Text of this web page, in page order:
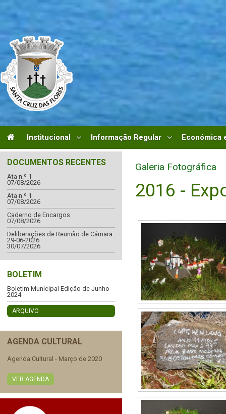
Institucional Informação Regular Económica
DOCUMENTOS RECENTES
Ata n.º 1
07/08/2026
Ata n.º 1
07/08/2026
Caderno de Encargos
07/08/2026
Deliberações de Reunião de Câmara
29-06-2026
30/07/2026
BOLETIM
Boletim Municipal Edição de Junho
2024
ARQUIVO
AGENDA CULTURAL
Agenda Cultural - Março de 2020
VER AGENDA
Galeria Fotográfica
2016 -